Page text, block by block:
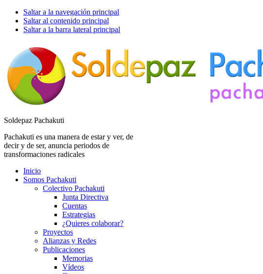
Saltar a la navegación principal
Saltar al contenido principal
Saltar a la barra lateral principal
Soldepaz Pachakuti
Pachakuti es una manera de estar y ver, de
decir y de ser, anuncia periodos de
transformaciones radicales
Inicio
Somos Pachakuti
Colectivo Pachakuti
Junta Directiva
Cuentas
Estrategias
¿Quieres colaborar?
Proyectos
Alianzas y Redes
Publicaciones
Memorias
Vídeos